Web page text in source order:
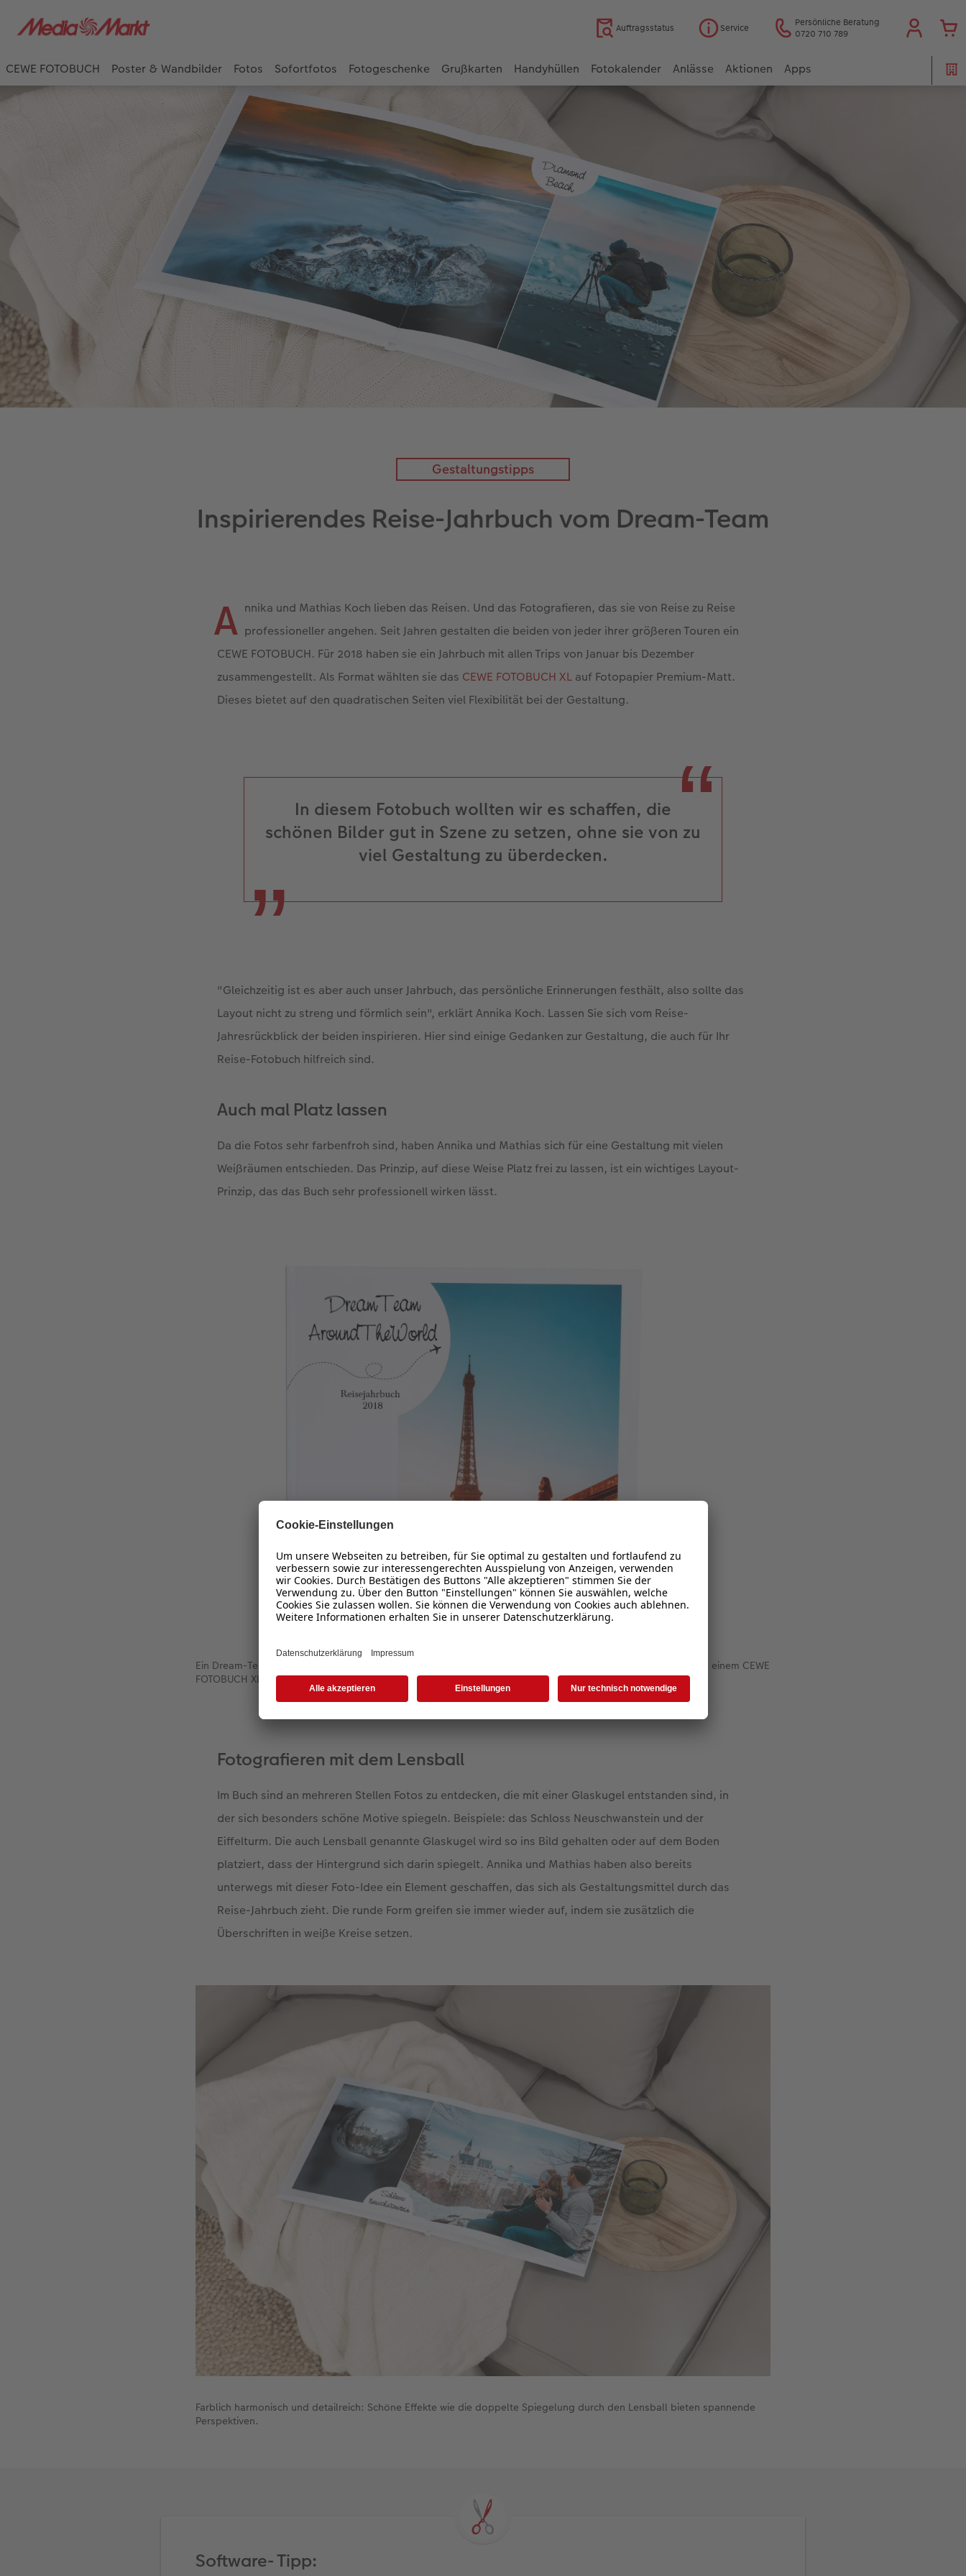
Auftragsstatus Service
Persönliche Beratung
0720 710 789
CEWE FOTOBUCH Poster & Wandbilder Fotos Sofortfotos Fotogeschenke Grußkarten Handyhüllen Fotokalender Anlässe Aktionen Apps
Gestaltungstipps
Inspirierendes Reise-Jahrbuch vom Dream-Team
A nnika und Mathias Koch lieben das Reisen. Und das Fotografieren, das sie von Reise zu Reise
professioneller angehen. Seit Jahren gestalten die beiden von jeder ihrer größeren Touren ein
CEWE FOTOBUCH. Für 2018 haben sie ein Jahrbuch mit allen Trips von Januar bis Dezember
zusammengestellt. Als Format wählten sie das CEWE FOTOBUCH XL auf Fotopapier Premium-Matt.
Dieses bietet auf den quadratischen Seiten viel Flexibilität bei der Gestaltung.
In diesem Fotobuch wollten wir es schaffen, die
schönen Bilder gut in Szene zu setzen, ohne sie von zu
viel Gestaltung zu überdecken.
"Gleichzeitig ist es aber auch unser Jahrbuch, das persönliche Erinnerungen festhält, also sollte das
Layout nicht zu streng und förmlich sein", erklärt Annika Koch. Lassen Sie sich vom Reise-
Jahresrückblick der beiden inspirieren. Hier sind einige Gedanken zur Gestaltung, die auch für Ihr
Reise-Fotobuch hilfreich sind.
Auch mal Platz lassen
Da die Fotos sehr farbenfroh sind, haben Annika und Mathias sich für eine Gestaltung mit vielen
Weißräumen entschieden. Das Prinzip, auf diese Weise Platz frei zu lassen, ist ein wichtiges Layout-
Prinzip, das das Buch sehr professionell wirken lässt.
Ein Dream-Team präsentiert glänzende Highlights: Annika und Mathias Koch haben ihre Reisen eines Jahres in einem CEWE
FOTOBUCH XL mit Effektlack-Veredelung festgehalten.
Fotografieren mit dem Lensball
Im Buch sind an mehreren Stellen Fotos zu entdecken, die mit einer Glaskugel entstanden sind, in
der sich besonders schöne Motive spiegeln. Beispiele: das Schloss Neuschwanstein und der
Eiffelturm. Die auch Lensball genannte Glaskugel wird so ins Bild gehalten oder auf dem Boden
platziert, dass der Hintergrund sich darin spiegelt. Annika und Mathias haben also bereits
unterwegs mit dieser Foto-Idee ein Element geschaffen, das sich als Gestaltungsmittel durch das
Reise-Jahrbuch zieht. Die runde Form greifen sie immer wieder auf, indem sie zusätzlich die
Überschriften in weiße Kreise setzen.
Farblich harmonisch und detailreich: Schöne Effekte wie die doppelte Spiegelung durch den Lensball bieten spannende
Perspektiven.
Software- Tipp: